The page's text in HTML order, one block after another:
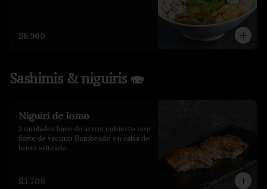
$8.900
Sashimis & niguiris 🍣
Niguiri de lomo
2 unidades base de arroz cubierto con
filete de vacuno flambeado en salsa de
lomo salteado.
$3.700